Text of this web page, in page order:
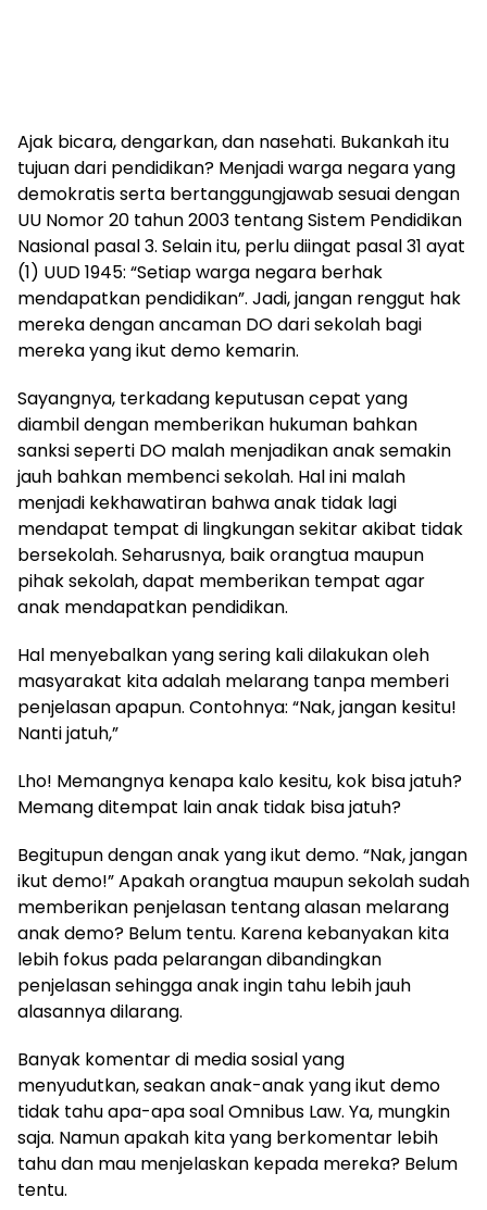
Ajak bicara, dengarkan, dan nasehati. Bukankah itu
tujuan dari pendidikan? Menjadi warga negara yang
demokratis serta bertanggungjawab sesuai dengan
UU Nomor 20 tahun 2003 tentang Sistem Pendidikan
Nasional pasal 3. Selain itu, perlu diingat pasal 31 ayat
(1) UUD 1945: “Setiap warga negara berhak
mendapatkan pendidikan”. Jadi, jangan renggut hak
mereka dengan ancaman DO dari sekolah bagi
mereka yang ikut demo kemarin.
Sayangnya, terkadang keputusan cepat yang
diambil dengan memberikan hukuman bahkan
sanksi seperti DO malah menjadikan anak semakin
jauh bahkan membenci sekolah. Hal ini malah
menjadi kekhawatiran bahwa anak tidak lagi
mendapat tempat di lingkungan sekitar akibat tidak
bersekolah. Seharusnya, baik orangtua maupun
pihak sekolah, dapat memberikan tempat agar
anak mendapatkan pendidikan.
Hal menyebalkan yang sering kali dilakukan oleh
masyarakat kita adalah melarang tanpa memberi
penjelasan apapun. Contohnya: “Nak, jangan kesitu!
Nanti jatuh,”
Lho! Memangnya kenapa kalo kesitu, kok bisa jatuh?
Memang ditempat lain anak tidak bisa jatuh?
Begitupun dengan anak yang ikut demo. “Nak, jangan
ikut demo!” Apakah orangtua maupun sekolah sudah
memberikan penjelasan tentang alasan melarang
anak demo? Belum tentu. Karena kebanyakan kita
lebih fokus pada pelarangan dibandingkan
penjelasan sehingga anak ingin tahu lebih jauh
alasannya dilarang.
Banyak komentar di media sosial yang
menyudutkan, seakan anak-anak yang ikut demo
tidak tahu apa-apa soal Omnibus Law. Ya, mungkin
saja. Namun apakah kita yang berkomentar lebih
tahu dan mau menjelaskan kepada mereka? Belum
tentu.